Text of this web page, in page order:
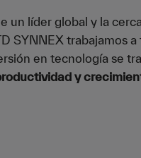
un líder global y la
SYNNEX trabajamos a
en tecnología se
y